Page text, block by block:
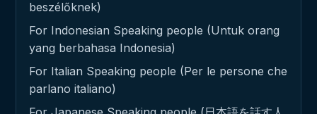
beszélőknek)
For Indonesian Speaking people (Untuk orang
yang berbahasa Indonesia)
For Italian Speaking people (Per le persone che
parlano italiano)